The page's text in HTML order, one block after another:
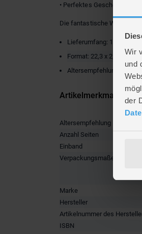
Wir
und
der
• Perfektes Geschenk für
Die fantastische Welt der
Lieferumfang: 1 Buch
Format: 22,3 x 2,9 x 28,5
Altersempfehlung: ab 8
Artikelmerkmale
Altersempfehlung
Anzahl Seiten
Einband
Verpackungsmaße
Marke
Hersteller
Artikelnummer des
ISBN